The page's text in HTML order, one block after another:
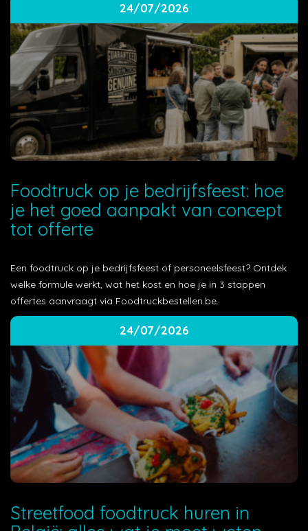
24/07/2026
Foodtruck op je bedrijfsfeest: hoe
je het goed aanpakt van concept
tot offerte
Een foodtruck op je bedrijfsfeest of personeelsfeest? Ontdek
welke formule werkt, wat het kost en hoe je in 3 stappen
offertes aanvraagt via Foodtruckbestellen.be.
24/07/2026
Streetfood foodtruck huren in